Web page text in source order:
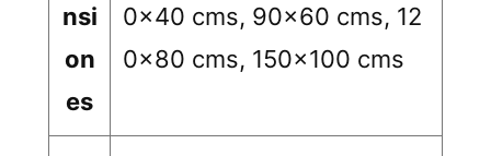
nsi
on
es
0×40 cms, 90×60 cms, 12
0×80 cms, 150×100 cms